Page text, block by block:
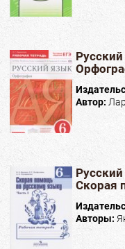
Автор:
Скорая
Авторы: